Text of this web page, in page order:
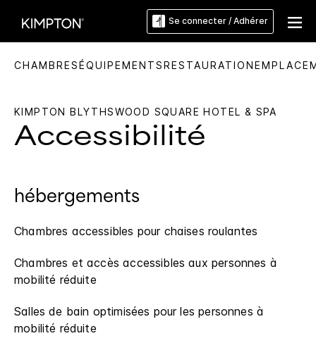
Se connecter / Adhérer
CHAMBRESÉQUIPEMENTSRESTAURATION
KIMPTON BLYTHSWOOD SQUARE HOTEL & SPA
Accessibilité
hébergements
Chambres accessibles pour chaises roulantes
Chambres et accès accessibles aux personnes à
mobilité réduite
Salles de bain optimisées pour les personnes à
mobilité réduite